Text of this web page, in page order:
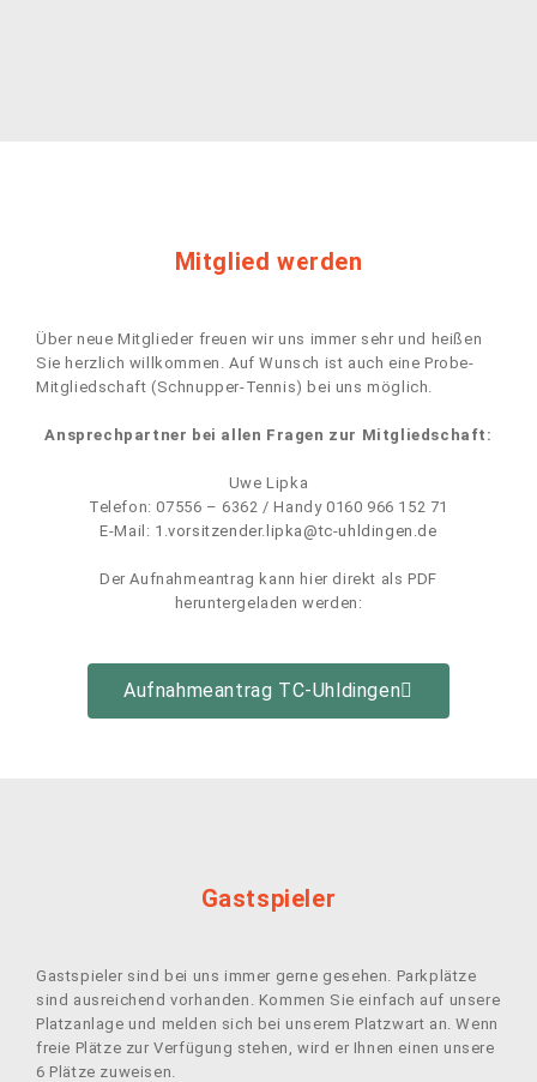
Mitglied werden
Über neue Mitglieder freuen wir uns immer sehr und heißen
Sie herzlich willkommen. Auf Wunsch ist auch eine Probe-
Mitgliedschaft (Schnupper-Tennis) bei uns möglich.
Ansprechpartner bei allen Fragen zur Mitgliedschaft:
Uwe Lipka
Telefon: 07556 – 6362 / Handy 0160 966 152 71
E-Mail: 1.vorsitzender.lipka@tc-uhldingen.de
Der Aufnahmeantrag kann hier direkt als PDF
heruntergeladen werden:
Aufnahmeantrag TC-Uhldingen
Gastspieler
Gastspieler sind bei uns immer gerne gesehen. Parkplätze
sind ausreichend vorhanden. Kommen Sie einfach auf unsere
Platzanlage und melden sich bei unserem Platzwart an. Wenn
freie Plätze zur Verfügung stehen, wird er Ihnen einen unsere
6 Plätze zuweisen.